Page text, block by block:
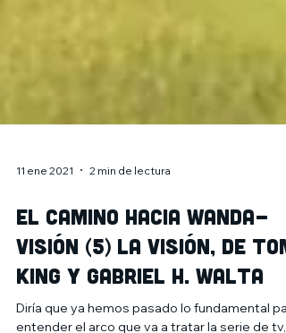
11 ene 2021 2 min de lectura
El camino hacia Wanda-